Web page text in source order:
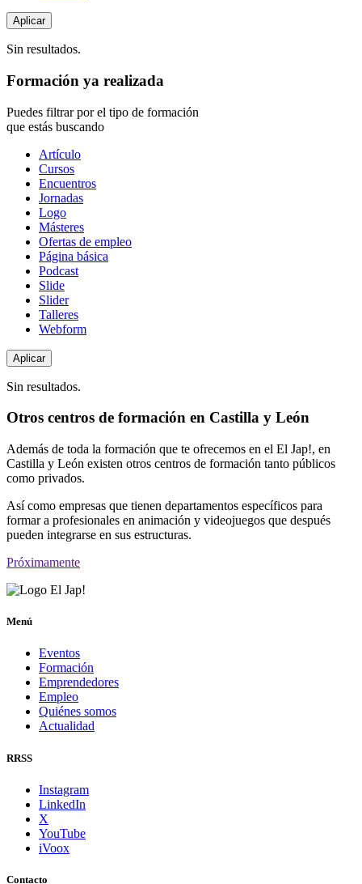
Sin resultados.
Formación ya realizada
Puedes filtrar por el tipo de formación
que estás buscando
Tipo
contenido
Artículo
Cursos
Encuentros
Jornadas
Logo
Másteres
Ofertas de empleo
Página básica
Podcast
Slide
Slider
Talleres
Webform
Sin resultados.
Otros centros de formación en Castilla y León
Además de toda la formación que te ofrecemos en el El Jap!, en
Castilla y León existen otros centros de formación tanto públicos
como privados.
Así como empresas que tienen departamentos específicos para
formar a profesionales en animación y videojuegos que después
pueden integrarse en sus estructuras.
Próximamente
Menú
Eventos
Formación
Emprendedores
Empleo
Quiénes somos
Actualidad
RRSS
Instagram
LinkedIn
X
YouTube
iVoox
Contacto